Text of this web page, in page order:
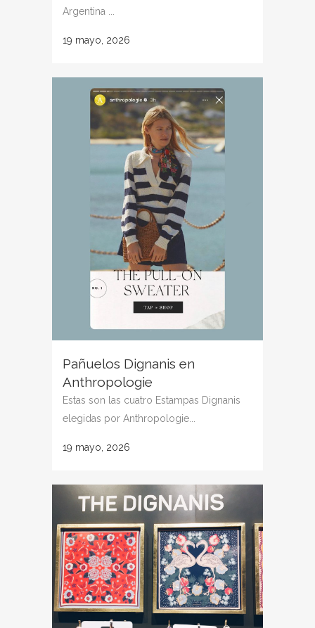
Argentina ...
19 mayo, 2026
Pañuelos Dignanis en
Anthropologie
Estas son las cuatro Estampas Dignanis
elegidas por Anthropologie...
19 mayo, 2026